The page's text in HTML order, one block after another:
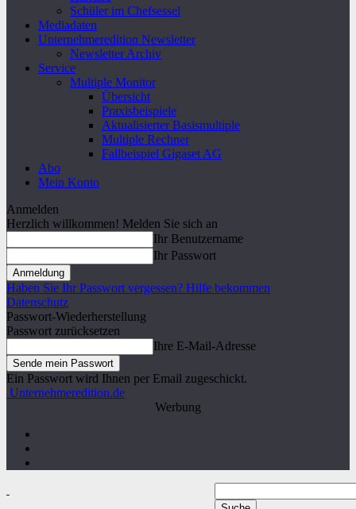
Schüler im Chefsessel
Mediadaten
Unternehmeredition Newsletter
Newsletter Archiv
Service
Multiple Monitor
Übersicht
Praxisbeispiele
Aktualisierter Basismultiple
Multiple Rechner
Fallbeispiel Gigaset AG
Abo
Mein Konto
Anmelden
Herzlich willkommen! Melden Sie sich an
Ihr Benutzername
Ihr Passwort
Haben Sie Ihr Passwort vergessen? Hilfe bekommen
Datenschutz
Passwort-Wiederherstellung
Passwort zurücksetzen
Ihre E-Mail-Adresse
Ein Passwort wird Ihnen per Email zugeschickt.
Unternehmeredition.de
Werbung